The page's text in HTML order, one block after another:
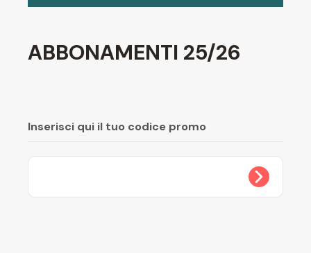
ABBONAMENTI 25/26
Inserisci qui il tuo codice promo